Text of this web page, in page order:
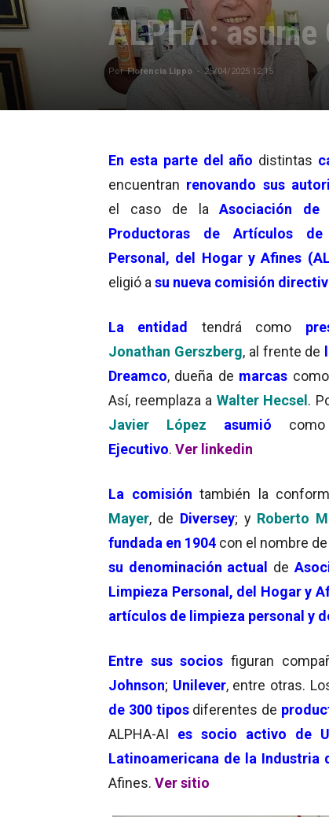
ALPHA:
Por Florencia Lippo - 25/04/2025 12:15
En esta parte del año distintas
encuentran renovando sus
el caso de laAsociación de
Productoras de Artículos de
Personal, del Hogar y Afines
eligió a su nueva comisión
La entidad tendrá como
Jonathan Gerszberg, al frente de
Dreamco, dueña de marcas como
Así, reemplaza a Walter Hecsel.
Javier López asumió
Ejecutivo. Ver linkedin
La comisión también la
Mayer, de Diversey; y Roberto
fundada en 1904 con el nombre de
su denominación actual de
Limpieza Personal, del Hogar y
artículos de limpieza personal y
Entre sus socios figuran
Johnson; Unilever, entre otras.
de 300 tipos diferentes de
ALPHA-AI es socio activo de
Latinoamericana de la Industria
Afines. Ver sitio